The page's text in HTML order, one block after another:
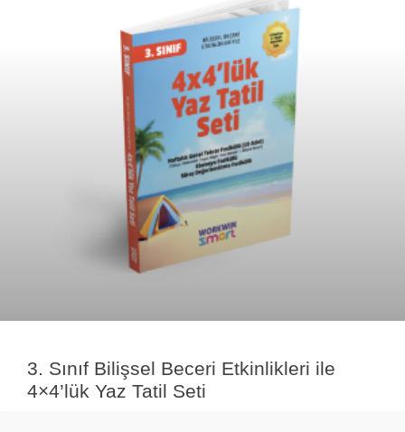
3. Sınıf Bilişsel Beceri Etkinlikleri ile
4×4’lük Yaz Tatil Seti